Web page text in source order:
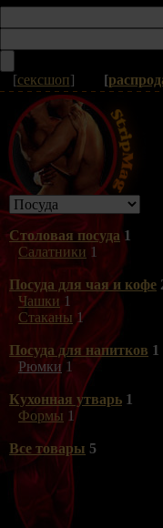
[сексшоп] [
Столовая посуда 1
Салатники 1
Посуда для чая и кофе
Чашки 1
Стаканы 1
Посуда для напитков 1
Рюмки1
Кухонная утварь 1
Формы 1
Все товары 5